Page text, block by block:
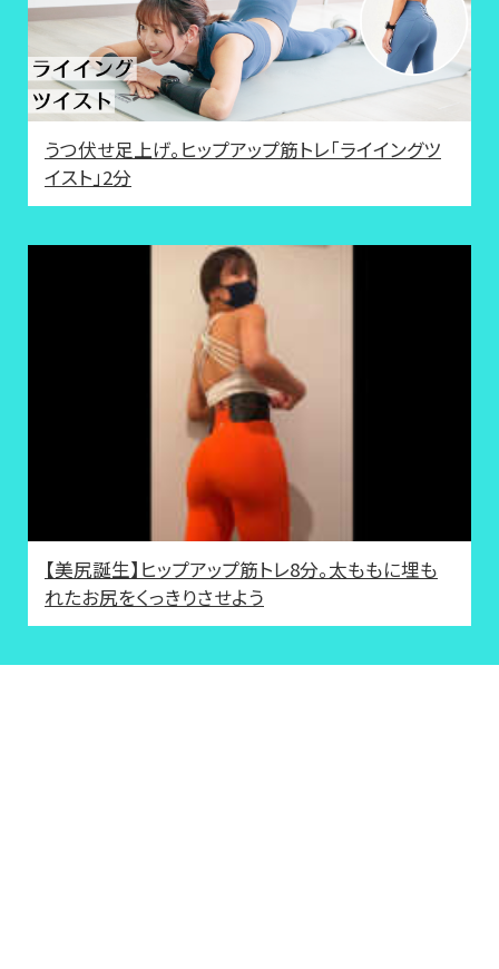
うつ伏せ足上げ。ヒップアップ筋トレ「ライイングツ
イスト」2分
【美尻誕生】ヒップアップ筋トレ8分。太ももに埋も
れたお尻をくっきりさせよう